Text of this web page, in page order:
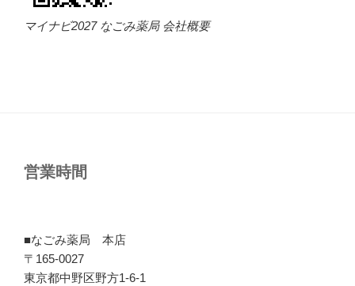
マイナビ2027 なごみ薬局 会社概要
営業時間
■なごみ薬局 本店
〒165-0027
東京都中野区野方1-6-1